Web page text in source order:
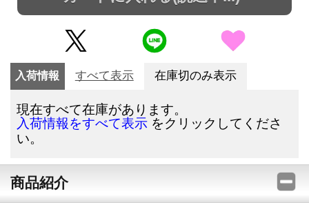
入荷情報 すべて表示 在庫切のみ表示
現在すべて在庫があります。
入荷情報をすべて表示 をクリックしてくださ
い。
商品紹介